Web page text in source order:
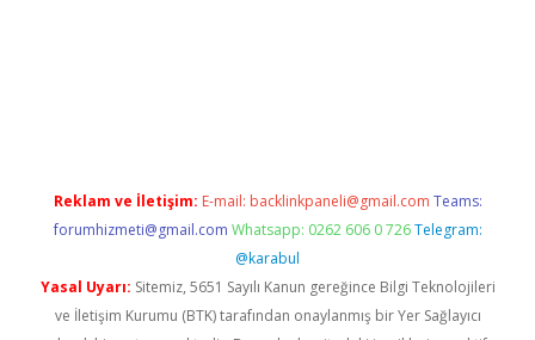
Reklam ve İletişim: E-mail: backlinkpaneli@gmail.com Teams:
forumhizmeti@gmail.com Whatsapp: 0262 606 0 726 Telegram:
@karabul
Yasal Uyarı: Sitemiz, 5651 Sayılı Kanun gereğince Bilgi Teknolojileri
ve İletişim Kurumu (BTK) tarafından onaylanmış bir Yer Sağlayıcı